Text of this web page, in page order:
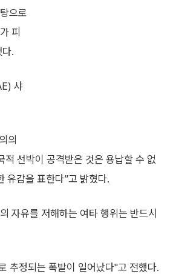
으로
피
.
샤
의
선박이 공격받은 것은 용납할 수 없
유감을 표한다”고 밝혔다.
자유를 저해하는 여타 행위는 반드시
추정되는 폭발이 일어났다"고 전했다.